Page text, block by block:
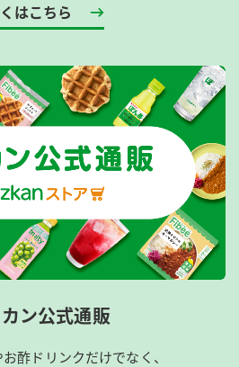
はこちら
ン公式通販
酢ドリンクだけでなく、